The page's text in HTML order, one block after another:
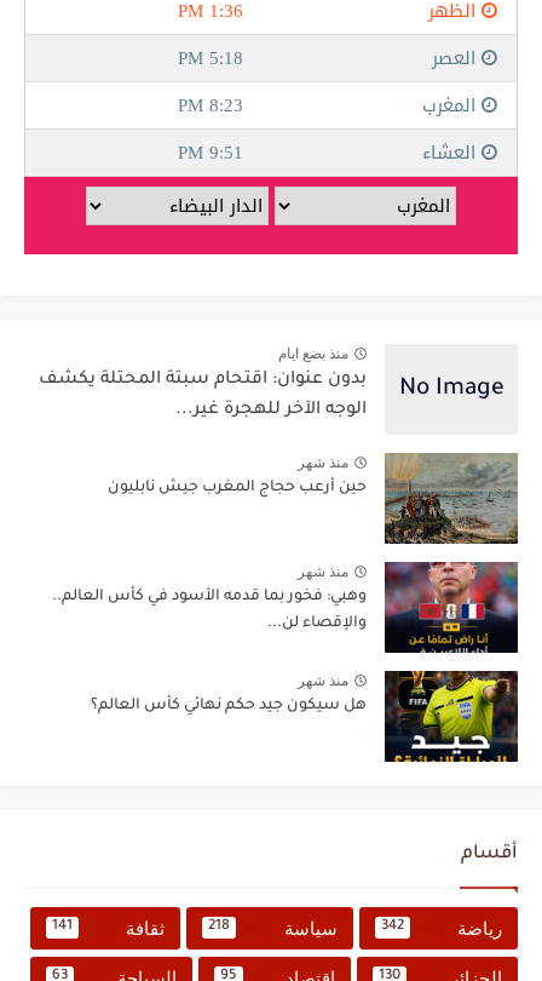
منذ بضع ايام
بدون عنوان: اقتحام سبتة المحتلة يكشف
الوجه الآخر للهجرة غير...
منذ شهر
حين أرعب حجاج المغرب جيش نابليون
منذ شهر
وهبي: فخور بما قدمه الأسود في كأس العالم..
والإقصاء لن...
منذ شهر
هل سيكون جيد حكم نهائي كأس العالم؟
أقسام
رياضة 342 سياسة 218 ثقافة 141
130
95
63